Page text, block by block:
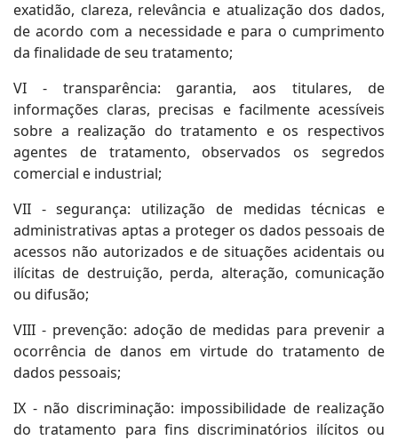
exatidão, clareza, relevância e atualização dos dados,
de acordo com a necessidade e para o cumprimento
da finalidade de seu tratamento;
VI - transparência: garantia, aos titulares, de
informações claras, precisas e facilmente acessíveis
sobre a realização do tratamento e os respectivos
agentes de tratamento, observados os segredos
comercial e industrial;
VII - segurança: utilização de medidas técnicas e
administrativas aptas a proteger os dados pessoais de
acessos não autorizados e de situações acidentais ou
ilícitas de destruição, perda, alteração, comunicação
ou difusão;
VIII - prevenção: adoção de medidas para prevenir a
ocorrência de danos em virtude do tratamento de
dados pessoais;
IX - não discriminação: impossibilidade de realização
do tratamento para fins discriminatórios ilícitos ou